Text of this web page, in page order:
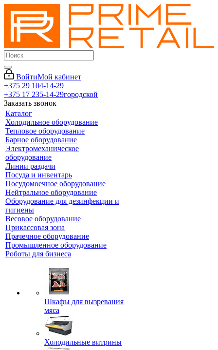
ВойтиМой кабинет
+375 29 104-14-29
+375 17 235-14-29городской
Заказать звонок
Каталог
Холодильное оборудование
Тепловое оборудование
Барное оборудование
Электромеханическое
оборудование
Линии раздачи
Посуда и инвентарь
Посудомоечное оборудование
Нейтральное оборудование
Оборудование для дезинфекции и
гигиены
Весовое оборудование
Прикассовая зона
Прачечное оборудование
Промышленное оборудование
Роботы для бизнеса
Шкафы для вызревания
мяса
Холодильные витрины